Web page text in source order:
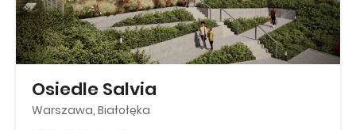
Osiedle Salvia
Warszawa, Białołęka